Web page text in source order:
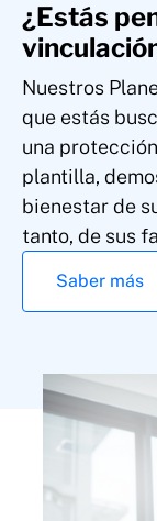
¿Estás
Nuestros
que estás
una
plantilla,
bienestar de
tanto, de sus
Saber más